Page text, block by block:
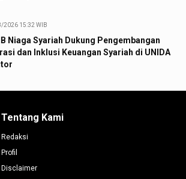
2026 15:32 WIB
Niaga Syariah Dukung Pengembangan
dan Inklusi Keuangan Syariah di UNIDA
Tentang Kami
Redaksi
Profil
Disclaimer